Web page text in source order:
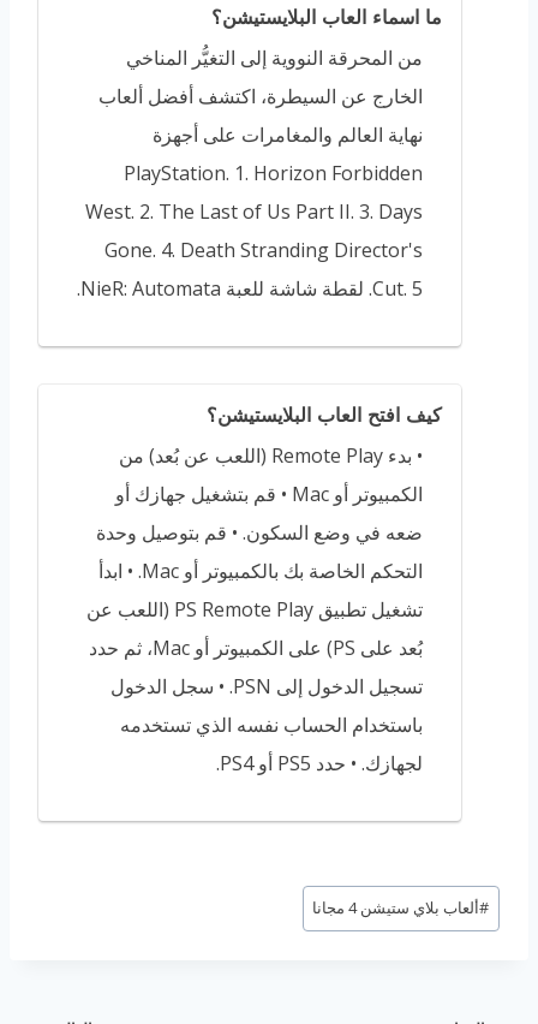
ما اسماء العاب البلايستيشن؟
من المحرقة النووية إلى التغيُّر المناخي
الخارج عن السيطرة، اكتشف أفضل ألعاب
نهاية العالم والمغامرات على أجهزة
PlayStation. 1. Horizon Forbidden
West. 2. The Last of Us Part II. 3. Days
Gone. 4. Death Stranding Director's
Cut. 5. لقطة شاشة للعبة NieR:‎ Automata.
كيف افتح العاب البلايستيشن؟
• بدء Remote Play (اللعب عن بُعد) من
الكمبيوتر أو Mac • قم بتشغيل جهازك أو
ضعه في وضع السكون. • قم بتوصيل وحدة
التحكم الخاصة بك بالكمبيوتر أو Mac. • ابدأ
تشغيل تطبيق PS Remote Play (اللعب عن
بُعد على PS) على الكمبيوتر أو Mac، ثم حدد
تسجيل الدخول إلى PSN. • سجل الدخول
باستخدام الحساب نفسه الذي تستخدمه
لجهازك. • حدد PS5 أو PS4.
وسوم
المقال:
#ألعاب بلاي ستيشن 4 مجانا